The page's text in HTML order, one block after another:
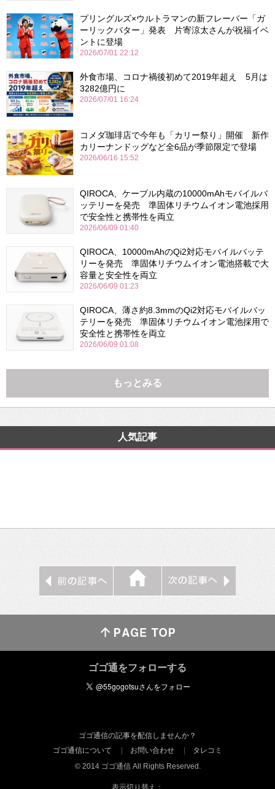
プリングルズ×ウルトラマンの新フレーバー「ガ
ーリックバター」発表 片寄涼太さんが祝福イベ
ントに登場
2026/07/01 22:12
外食市場、コロナ禍後初めて2019年超え 5月は
3282億円に
2026/07/01 16:24
コメダ珈琲店で今年も「カリー祭り」開催 新作
カリーナンドッグなど全6品が季節限定で登場
2026/06/16 15:52
QIROCA、ケーブル内蔵の10000mAhモバイルバ
ッテリーを発売 準固体リチウムイオン電池採用
で安全性と携帯性を両立
2026/06/09 01:40
QIROCA、10000mAhのQi2対応モバイルバッテ
リーを発売 準固体リチウムイオン電池搭載で大
容量と安全性を両立
2026/06/09 01:23
QIROCA、薄さ約8.3mmのQi2対応モバイルバッ
テリーを発売 準固体リチウムイオン電池採用で
安全性と携帯性を両立
2026/06/09 01:08
もっとみる
人気記事
ゴゴ通をフォローする
ゴゴ通信の記事を配信しませんか？
ゴゴ通信について
お問い合わせ
タレコミ
© 2014 ゴゴ通信 All Rights Reserved.
表示切り替え：